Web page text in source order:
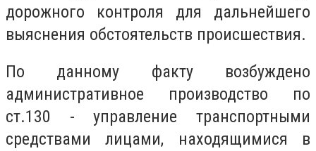
дорожного контроля для дальнейшего
выяснения обстоятельств происшествия.
По данному факту возбуждено
административное производство по
ст.130 - управление транспортными
средствами лицами, находящимися в